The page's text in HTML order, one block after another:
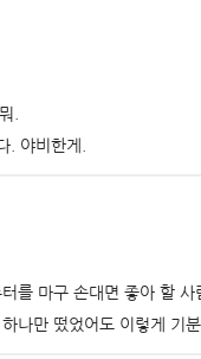
.
. 야비한게.
를 마구 손대면 좋아 할 사
나만 떴었어도 이렇게 기